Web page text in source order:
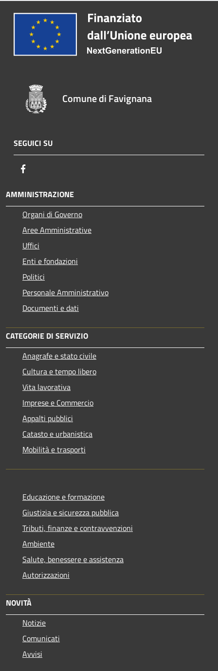
Comune di Favignana
SEGUICI SU
AMMINISTRAZIONE
Organi di Governo
Aree Amministrative
Uffici
Enti e fondazioni
Politici
Personale Amministrativo
Documenti e dati
CATEGORIE DI SERVIZIO
Anagrafe e stato civile
Cultura e tempo libero
Vita lavorativa
Imprese e Commercio
Appalti pubblici
Catasto e urbanistica
Mobilità e trasporti
Educazione e formazione
Giustizia e sicurezza pubblica
Tributi, finanze e contravvenzioni
Ambiente
Salute, benessere e assistenza
Autorizzazioni
NOVITÀ
Notizie
Comunicati
Avvisi